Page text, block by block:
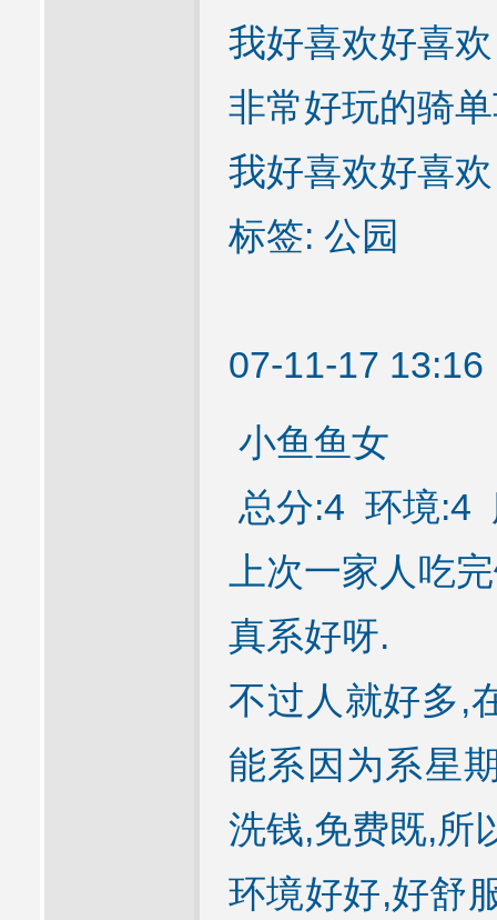
我好喜欢好喜欢
非常好玩的骑
我好喜欢好喜欢
标签: 公园
07-11-17
小鱼鱼女
总分:4 环境:4
上次一家人吃
真系好呀.
不过人就好多,
能系因为系星
洗钱,免费既,所
环境好好,好舒